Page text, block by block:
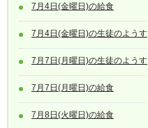
7月4日(金曜日)の給食
7月4日(金曜日)の生徒のようす
7月7日(月曜日)の生徒のようす
7月7日(月曜日)の給食
7月8日(火曜日)の給食